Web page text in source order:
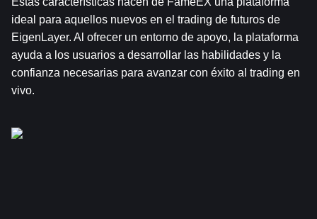
ideal para aquellos nuevos en el trading de futuros de
EigenLayer. Al ofrecer un entorno de apoyo, la plataforma
ayuda a los usuarios a desarrollar las habilidades y la
confianza necesarias para avanzar con éxito al trading en
vivo.